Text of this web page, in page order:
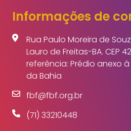
Informações de
Rua Paulo Moreira de
Lauro de Freitas-BA. CEP
referência: Prédio anexo
da Bahia
fbf@fbf.org.br
(71) 33210448